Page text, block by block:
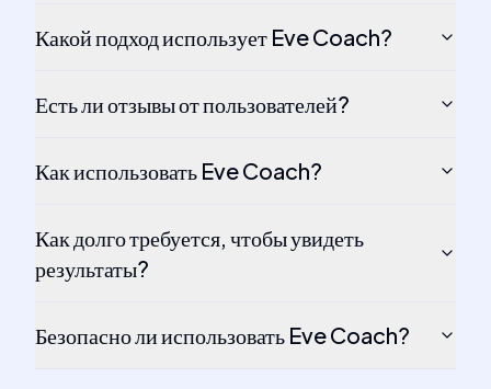
Какой подход использует Eve Coach?
Есть ли отзывы от пользователей?
Как использовать Eve Coach?
Как долго требуется, чтобы увидеть
результаты?
Безопасно ли использовать Eve Coach?